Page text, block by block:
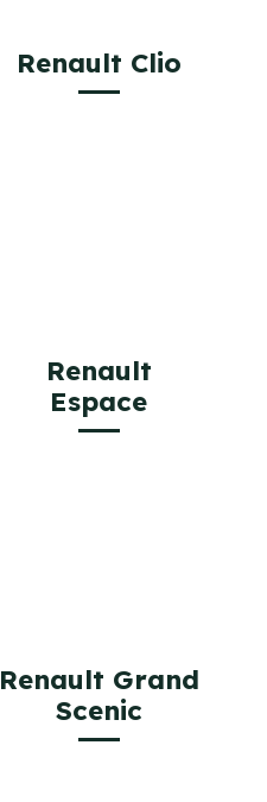
Renault Clio
Renault
Espace
Renault Grand
Scenic